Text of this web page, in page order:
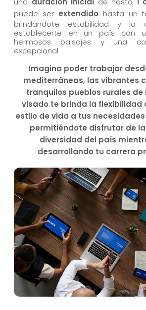
puede ser extendido hasta un
brindándote estabilidad y la
establecerte en un país con
hermosos paisajes y una
excepcional.
Imagina poder trabajar
mediterráneas, las vibrantes
tranquilos pueblos rurales de
visado te brinda la flexibilidad
estilo de vida a tus
permitiéndote disfrutar de
diversidad del país
desarrollando tu carrera